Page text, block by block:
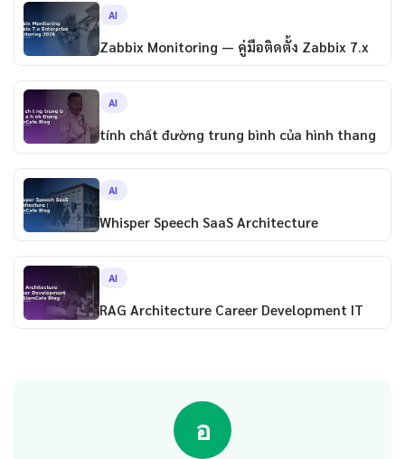
AI
Zabbix Monitoring — คู่มือติดตั้ง Zabbix 7.x
AI
tính chất đường trung bình của hình thang
AI
Whisper Speech SaaS Architecture
AI
RAG Architecture Career Development IT
อ